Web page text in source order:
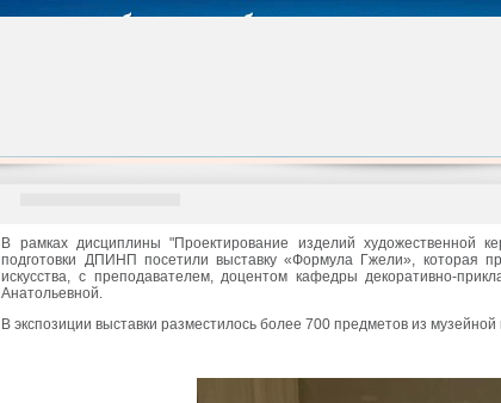
В рамках дисциплины "Проектирование изделий художественной
подготовки ДПИНП посетили выставку «Формула Гжели», которая
искусства, с преподавателем, доцентом кафедры декоративно-
Анатольевной.
В экспозиции выставки разместилось более 700 предметов из музейной